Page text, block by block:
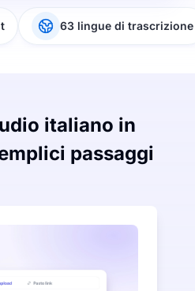
63 lingue di trascrizione
italiano in
passaggi